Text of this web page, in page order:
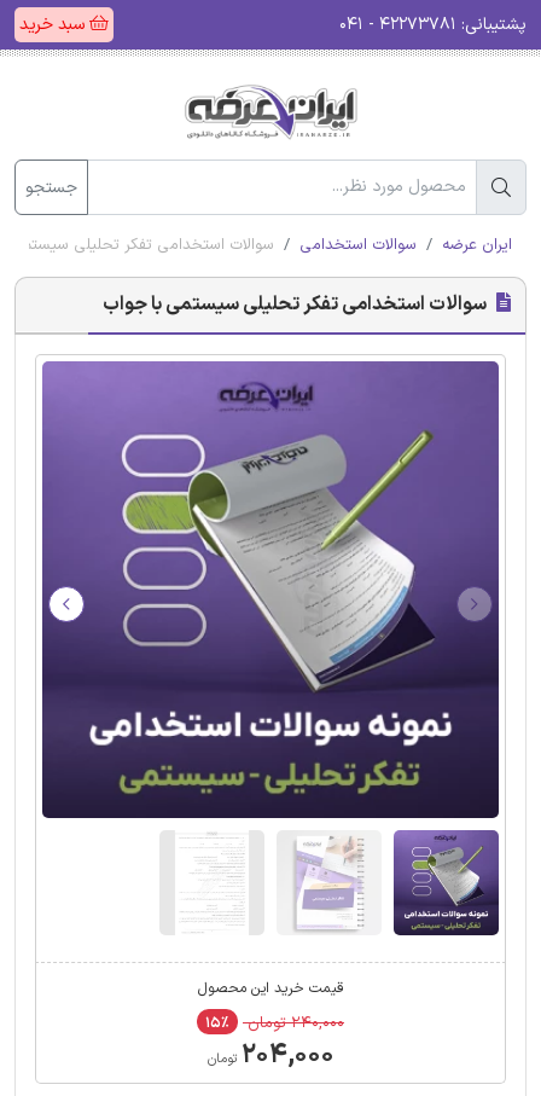
پشتیبانی: سبد خرید
جستجو
ایران عرضه سوالات استخدامی سوالات استخدامی تفکر تحلیلی سیستمی
سوالات استخدامی تفکر تحلیلی سیستمی با جواب
قیمت خرید این محصول
۲۴۰,۰۰۰ تومان ۱۵٪
۲۰۴,۰۰۰ تومان